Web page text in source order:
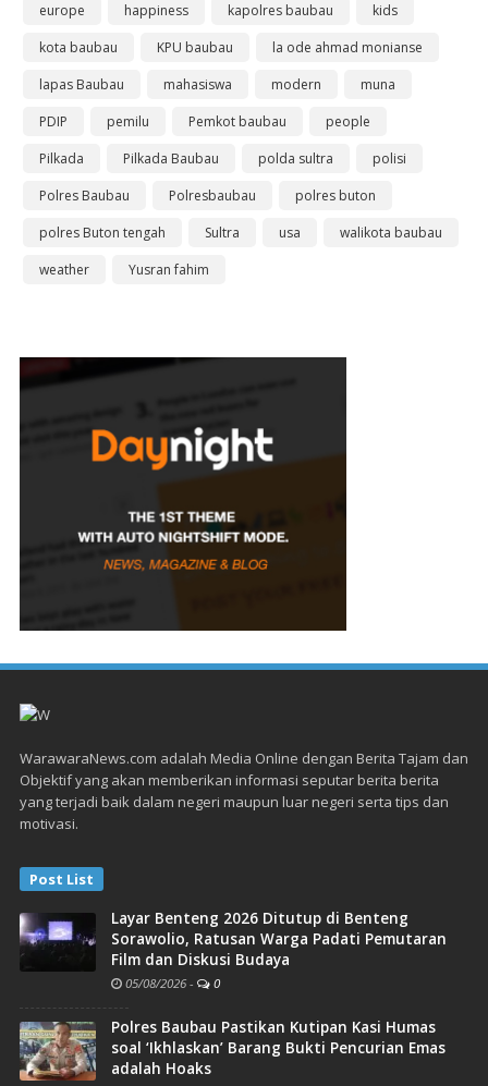
europe
happiness kapolres baubau
kids
kota baubau
KPU baubau
la ode ahmad monianse
lapas Baubau
mahasiswa modern
muna
PDIP
pemilu Pemkot baubau
people
Pilkada
Pilkada Baubau polda sultra
polisi
Polres Baubau
Polresbaubau
polres buton
polres Buton tengah
Sultra usa
walikota baubau
weather
Yusran fahim
WarawaraNews.com adalah Media Online dengan Berita Tajam dan
Objektif yang akan memberikan informasi seputar berita berita
yang terjadi baik dalam negeri maupun luar negeri serta tips dan
motivasi.
Post List
Layar Benteng 2026 Ditutup di Benteng
Sorawolio, Ratusan Warga Padati Pemutaran
Film dan Diskusi Budaya
05/08/2026 - 0
Polres Baubau Pastikan Kutipan Kasi Humas
soal ‘Ikhlaskan’ Barang Bukti Pencurian Emas
adalah Hoaks